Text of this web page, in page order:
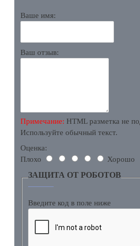
Ваше имя:
Ваш отзыв:
Примечание: HTML разметка не
Используйте обычный текст.
Оценка:
Плохо
Хорошо
ЗАЩИТА ОТ РОБОТОВ
Введите код в поле ниже